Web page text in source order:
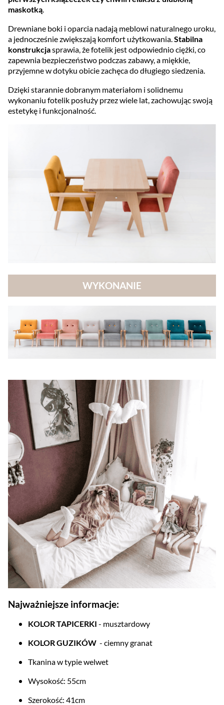
maskotką
Drewniane boki i oparcia nadają meblowi naturalnego uroku,
a jednocześnie zwiększają komfort użytkowania. Stabilna
konstrukcjasprawia, że fotelik jest odpowiednio ciężki, co
zapewnia bezpieczeństwo podczas zabawy, a miękkie,
przyjemne w dotyku obicie zachęca do długiego siedzenia.
Dzięki starannie dobranym materiałom i solidnemu
wykonaniu fotelik posłuży przez wiele lat, zachowując swoją
estetykę i funkcjonalność.
WYKONANIE
Najważniejsze informacje:
KOLOR TAPICERKI - musztardowy
KOLOR GUZIKÓW - ciemny granat
Tkanina w typie welwet
Wysokość: 55cm
Szerokość: 41cm